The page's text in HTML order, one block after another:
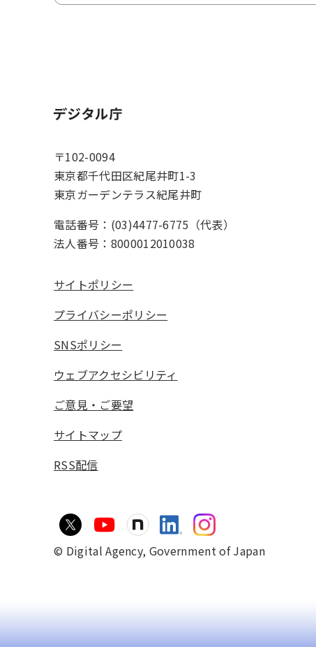
ホーム
〒102-0094
東京都千代田区紀尾井町1-3
東京ガーデンテラス紀尾井町
電話番号：(03)4477-6775（代表）
法人番号：8000012010038
サイトポリシー
プライバシーポリシー
SNSポリシー
ウェブアクセシビリティ
ご意見・ご要望
サイトマップ
RSS配信
© Digital Agency, Government of Japan